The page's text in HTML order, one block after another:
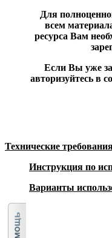
Для
всем
ресурса Вам
Если Вы уже
авторизуйтесь в
Технические
Инструкция по
Варианты